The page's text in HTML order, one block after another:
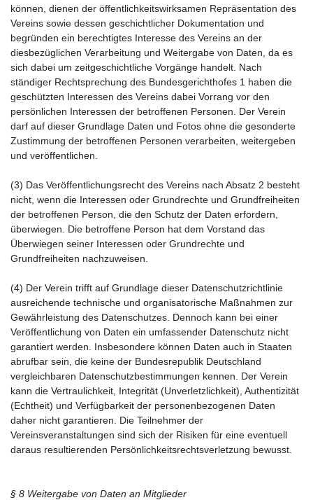
können, dienen der öffentlichkeitswirksamen Repräsentation des
Vereins sowie dessen geschichtlicher Dokumentation und
begründen ein berechtigtes Interesse des Vereins an der
diesbezüglichen Verarbeitung und Weitergabe von Daten, da es
sich dabei um zeitgeschichtliche Vorgänge handelt. Nach
ständiger Rechtsprechung des Bundesgerichthofes 1 haben die
geschützten Interessen des Vereins dabei Vorrang vor den
persönlichen Interessen der betroffenen Personen. Der Verein
darf auf dieser Grundlage Daten und Fotos ohne die gesonderte
Zustimmung der betroffenen Personen verarbeiten, weitergeben
und veröffentlichen.
(3) Das Veröffentlichungsrecht des Vereins nach Absatz 2 besteht
nicht, wenn die Interessen oder Grundrechte und Grundfreiheiten
der betroffenen Person, die den Schutz der Daten erfordern,
überwiegen. Die betroffene Person hat dem Vorstand das
Überwiegen seiner Interessen oder Grundrechte und
Grundfreiheiten nachzuweisen.
(4) Der Verein trifft auf Grundlage dieser Datenschutzrichtlinie
ausreichende technische und organisatorische Maßnahmen zur
Gewährleistung des Datenschutzes. Dennoch kann bei einer
Veröffentlichung von Daten ein umfassender Datenschutz nicht
garantiert werden. Insbesondere können Daten auch in Staaten
abrufbar sein, die keine der Bundesrepublik Deutschland
vergleichbaren Datenschutzbestimmungen kennen. Der Verein
kann die Vertraulichkeit, Integrität (Unverletzlichkeit), Authentizität
(Echtheit) und Verfügbarkeit der personenbezogenen Daten
daher nicht garantieren. Die Teilnehmer der
Vereinsveranstaltungen sind sich der Risiken für eine eventuell
daraus resultierenden Persönlichkeitsrechtsverletzung bewusst.
§ 8 Weitergabe von Daten an Mitglieder